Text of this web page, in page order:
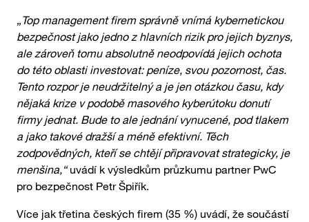
„Top management firem správně vnímá kybernetickou
bezpečnost jako jedno z hlavních rizik pro jejich byznys,
ale zároveň tomu absolutně neodpovídá jejich ochota
do této oblasti investovat: peníze, svou pozornost, čas.
Tento rozpor je neudržitelný a je jen otázkou času, kdy
nějaká krize v podobě masového kyberútoku donutí
firmy jednat. Bude to ale jednání vynucené, pod tlakem
a jako takové dražší a méně efektivní. Těch
zodpovědných, kteří se chtějí připravovat strategicky, je
menšina,“uvádí k výsledkům průzkumu partner PwC
pro bezpečnost Petr Špiřík.
Více jak třetina českých firem (35 %) uvádí, že součástí